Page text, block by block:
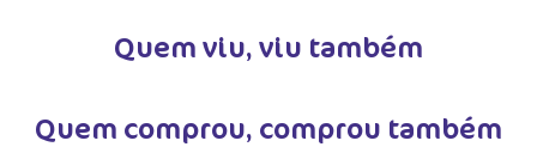
Quem viu, viu também
Quem comprou, comprou também